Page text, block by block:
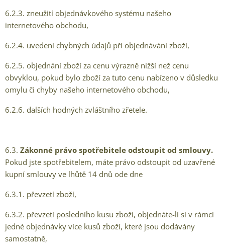
6.2.3. zneužití objednávkového systému našeho
internetového obchodu,
6.2.4. uvedení chybných údajů při objednávání zboží,
6.2.5. objednání zboží za cenu výrazně nižší než cenu
obvyklou, pokud bylo zboží za tuto cenu nabízeno v důsledku
omylu či chyby našeho internetového obchodu,
6.2.6. dalších hodných zvláštního zřetele.
6.3. Zákonné právo spotřebitele odstoupit od smlouvy.
Pokud jste spotřebitelem, máte právo odstoupit od uzavřené
kupní smlouvy ve lhůtě 14 dnů ode dne
6.3.1. převzetí zboží,
6.3.2. převzetí posledního kusu zboží, objednáte-li si v rámci
jedné objednávky více kusů zboží, které jsou dodávány
samostatně,